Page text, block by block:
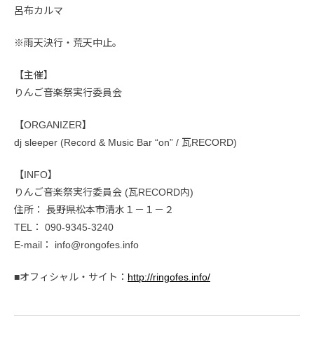
呂布カルマ
※雨天決行・荒天中止。
【主催】
りんご音楽祭実行委員会
【ORGANIZER】
dj sleeper (Record & Music Bar “on” / 瓦RECORD)
【INFO】
りんご音楽祭実行委員会 (瓦RECORD内)
住所： 長野県松本市清水１－１－２
TEL： 090-9345-3240
E-mail： info@rongofes.info
■オフィシャル・サイト： http://ringofes.info/